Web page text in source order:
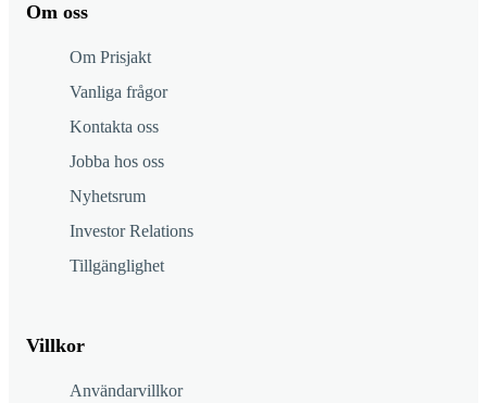
Om oss
Om Prisjakt
Vanliga frågor
Kontakta oss
Jobba hos oss
Nyhetsrum
Investor Relations
Tillgänglighet
Villkor
Användarvillkor